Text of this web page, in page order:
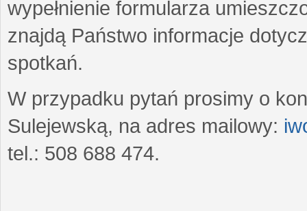
wypełnienie formularza
znajdą Państwo informacje
spotkań.
W przypadku pytań prosimy o
Sulejewską, na adres mailowy:
tel.: 508 688 474.